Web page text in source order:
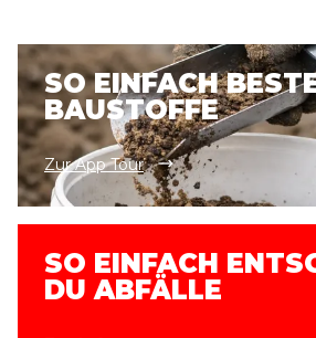
SO EINFACH
BAUSTOFFE
Zur App Tour
SO EINFACH
DU ABFÄLLE